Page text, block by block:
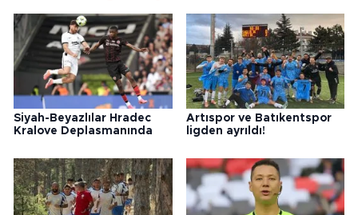
Siyah-Beyazlılar Hradec
Kralove Deplasmanında
Artıspor ve Batıkentspor
ligden ayrıldı!